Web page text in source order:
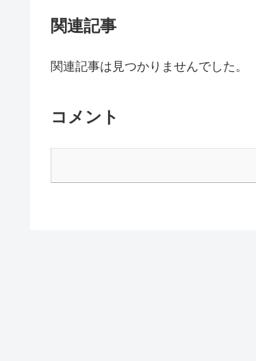
関連記事
関連記事は見つかりませんでした。
コメント